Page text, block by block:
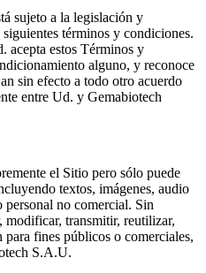
sujeto a la legislación y
términos y condiciones.
acepta estos Términos y
alguno, y reconoce
sin efecto a todo otro acuerdo
entre Ud. y Gemabiotech
el Sitio pero sólo puede
textos, imágenes, audio
no comercial. Sin
transmitir, reutilizar,
fines públicos o comerciales,
S.A.U.